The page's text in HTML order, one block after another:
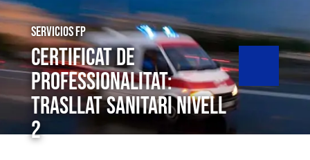
Servicios FP
Certificat de
professionalitat:
Trasllat sanitari Nivell
2